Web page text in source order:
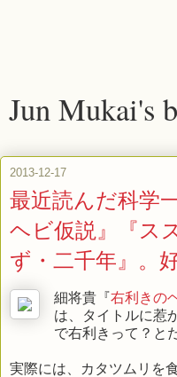
Jun Mukai's
2013-12-17
最近読んだ科学
ヘビ仮説』『
ず・二千年』。
細将貴『右利きの
は、タイトルに惹
で右利きって？と
実際には、カタツムリを